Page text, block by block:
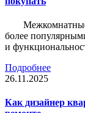
более
и
Подробнее
26.11.2025
Как дизайнер